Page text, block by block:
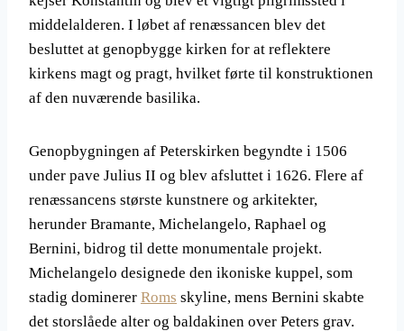
middelalderen. I løbet af renæssancen blev det
besluttet at genopbygge kirken for at reflektere
kirkens magt og pragt, hvilket førte til konstruktionen
af den nuværende basilika.
Genopbygningen af Peterskirken begyndte i 1506
under pave Julius II og blev afsluttet i 1626. Flere af
renæssancens største kunstnere og arkitekter,
herunder Bramante, Michelangelo, Raphael og
Bernini, bidrog til dette monumentale projekt.
Michelangelo designede den ikoniske kuppel, som
stadig dominerer Roms skyline, mens Bernini skabte
det storslåede alter og baldakinen over Peters grav.